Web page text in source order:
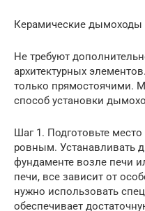
Керамические дымоходы
Не требуют
архитектурных
только прямостоячими.
способ установки
Шаг 1. Подготовьте
ровным. Устанавливать
фундаменте возле печи
печи, все зависит от
нужно использовать
обеспечивает